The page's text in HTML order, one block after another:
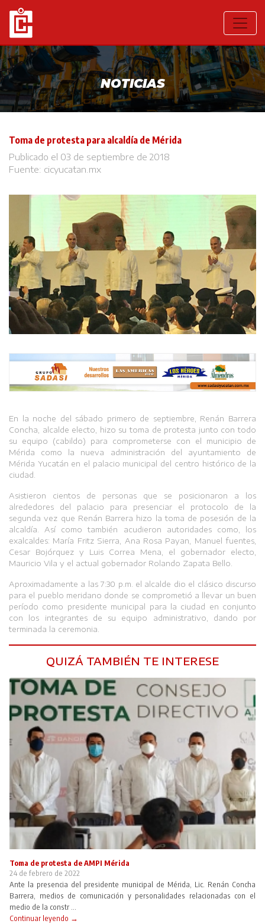
NOTICIAS
Toma de protesta para alcaldía de Mérida
Publicado el 03 de septiembre de 2018
Fuente: cicyucatan.mx
En la noche del sábado primero de septiembre, Renán Barrera
Concha, alcalde electo, hizo su toma de protesta junto con todo
su equipo (cabildo) para comprometerse con el municipio de
Mérida como la nueva administración del ayuntamiento de
Mérida Yucatán en el palacio municipal del centro histórico de la
ciudad.
Asistieron cientos de personas que se posicionaron a los
alrededores del palacio para presenciar el protocolo de la
segunda vez que Renán Barrera hizo la toma de posesión de la
alcaldía. Así como también acudieron autoridades como, los
exalcaldes: María Fritz Sierra, Ana Rosa Payan, Manuel fuentes,
Cesar Bojórquez y Luis Correa Mena, el gobernador electo,
Mauricio Vila y el actual gobernador Rolando Zapata Bello.
Aproximadamente a las 7:30 p.m. el alcalde dio el clásico discurso
para el pueblo meridano donde se comprometió a llevar un buen
período como presidente municipal para la ciudad en conjunto
con los integrantes de su equipo administrativo, dando por
terminada la ceremonia.
QUIZÁ TAMBIÉN TE INTERESE
Toma de protesta de AMPI Mérida
24 de febrero de 2022
Ante la presencia del presidente municipal de Mérida, Lic. Renán Concha
Barrera, medios de comunicación y personalidades relacionadas con el
medio de la constr ...
Continuar leyendo →